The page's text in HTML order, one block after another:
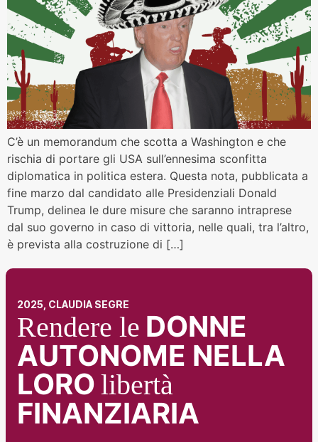
C’è un memorandum che scotta a Washington e che
rischia di portare gli USA sull’ennesima sconfitta
diplomatica in politica estera. Questa nota, pubblicata a
fine marzo dal candidato alle Presidenziali Donald
Trump, delinea le dure misure che saranno intraprese
dal suo governo in caso di vittoria, nelle quali, tra l’altro,
è prevista alla costruzione di […]
2025, CLAUDIA SEGRE
Rendere le DONNE
AUTONOME NELLA
LORO libertà
FINANZIARIA